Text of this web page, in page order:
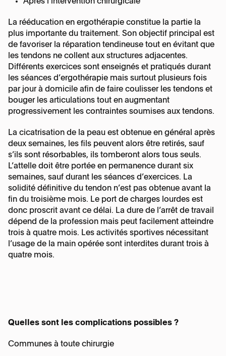
La rééducation en ergothérapie constitue la partie la
plus importante du traitement. Son objectif principal est
de favoriser la réparation tendineuse tout en évitant que
les tendons ne collent aux structures adjacentes.
Différents exercices sont enseignés et pratiqués durant
les séances d’ergothérapie mais surtout plusieurs fois
par jour à domicile afin de faire coulisser les tendons et
bouger les articulations tout en augmentant
progressivement les contraintes soumises aux tendons.
La cicatrisation de la peau est obtenue en général après
deux semaines, les fils peuvent alors être retirés, sauf
s’ils sont résorbables, ils tomberont alors tous seuls.
L’attelle doit être portée en permanence durant six
semaines, sauf durant les séances d’exercices. La
solidité définitive du tendon n’est pas obtenue avant la
fin du troisième mois. Le port de charges lourdes est
donc proscrit avant ce délai. La dure de l’arrêt de travail
dépend de la profession mais peut facilement atteindre
trois à quatre mois. Les activités sportives nécessitant
l’usage de la main opérée sont interdites durant trois à
quatre mois.
Quelles sont les complications possibles ?
Communes à toute chirurgie